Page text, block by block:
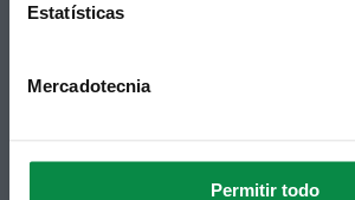
Estatísticas
Mercadotecnia
Permitir todo
municipal en tu correo electrónico mediante una